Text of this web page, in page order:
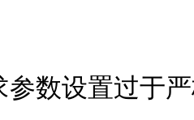
数设置过于